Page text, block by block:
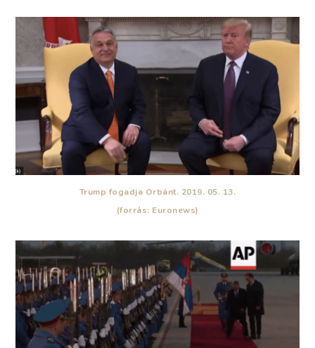
Trump fogadja Orbánt. 2019. 05. 13.
(forrás: Euronews)